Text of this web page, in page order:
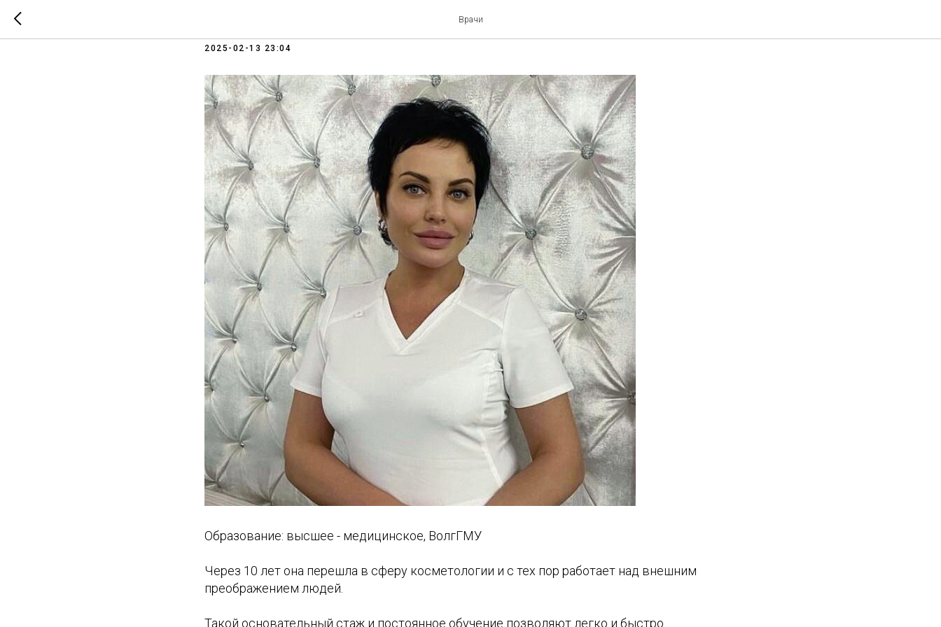
Врачи
Екатерина Юмакаева
2025-02-13 23:04
Образование: высшее - медицинское, ВолгГМУ
Через 10 лет она перешла в сферу косметологии и с тех пор работает над внешним
преображением людей.
Такой основательный стаж и постоянное обучение позволяют легко и быстро